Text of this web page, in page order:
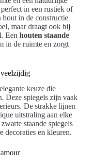
in een rustiek of
in de constructie
maar draagt ook bij
Een houten staande
in de ruimte en zorgt
veelzijdig
keuze die
Deze spiegels zijn vaak
De strakke lijnen
uitstraling aan elke
staande spiegels
decoraties en kleuren.